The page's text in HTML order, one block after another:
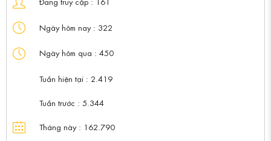
Ngày hôm nay : 322
Ngày hôm qua : 450
Tuần hiện tại : 2.419
Tuần trước : 5.344
Tháng này : 162.790